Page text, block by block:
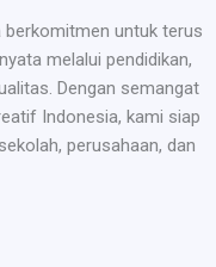
berkomitmen untuk terus
melalui pendidikan,
Dengan semangat
Indonesia, kami siap
perusahaan, dan